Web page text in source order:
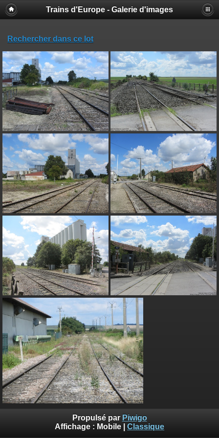
Trains d'Europe - Galerie d'images
Rechercher dans ce lot
Propulsé par Piwigo
Affichage : Mobile Classique